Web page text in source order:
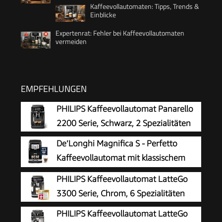
Kaffeevollautomaten: Tipps, Trends &
Einblicke
Expertenrat: Fehler bei Kaffeevollautomaten
vermeiden
EMPFEHLUNGEN
PHILIPS Kaffeevollautomat Panarello
2200 Serie, Schwarz, 2 Spezialitäten
De’Longhi Magnifica S - Perfetto
Kaffeevollautomat mit klassischem
Milchaufschäumer, Espresso- und
Cappuccino Kaffeemaschine, Bedienfeld mit
Tasten, Schwarz (ECAM22.110.B)
PHILIPS Kaffeevollautomat LatteGo
3300 Serie, Chrom, 6 Spezialitäten
PHILIPS Kaffeevollautomat LatteGo